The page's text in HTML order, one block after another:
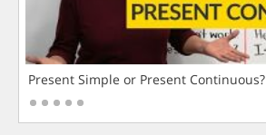
Present Simple or Present Continuous?